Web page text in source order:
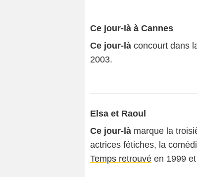
Ce jour-là à Cannes
Ce jour-là concourt dans
2003.
Elsa et Raoul
Ce jour-là marque la
actrices fétiches, la
Temps retrouvé en 1999 et